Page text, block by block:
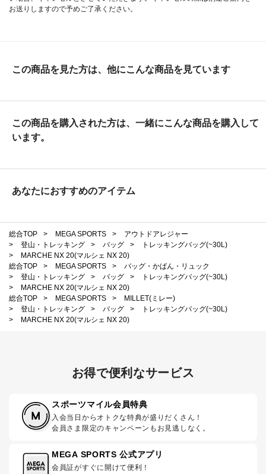
お送りしますので予めご了承ください。
この商品を見た方は、他にこんな商品を見ています
この商品を購入された方は、一緒にこんな商品を購入して
います。
あなたにおすすめのアイテム
総合TOP > MEGA SPORTS >
アウトドアレジャー
>
登山・トレッキング > バッグ >
トレッキングバッグ(~30L)
>
MARCHE NX 20(マルシェ NX 20)
総合TOP
> MEGA SPORTS >
バッグ・かばん・リュック
>
登山・トレッキング > バッグ >
トレッキングバッグ(~30L)
>
MARCHE NX 20(マルシェ NX 20)
総合TOP
> MEGA SPORTS >
MILLET(ミレー)
>
登山・トレッキング > バッグ >
トレッキングバッグ(~30L)
>
MARCHE NX 20(マルシェ NX 20)
お得で便利なサービス
スポーツマイル会員特典
入会当日からオトクな特典が盛りだくさん！
会員さま限定のキャンペーンもお見逃しなく。
MEGA SPORTS 公式アプリ
会員証がすぐに開けて便利！